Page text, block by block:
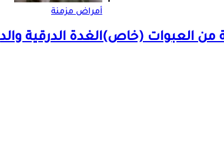
من العبوات (خاص)
أمراض مزمنة
الغدة الدرقية